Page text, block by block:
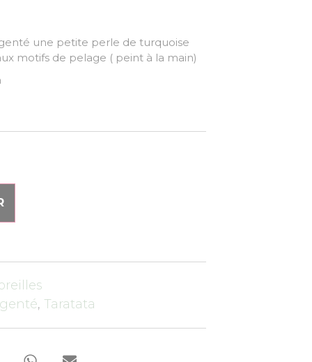
une petite perle de turquoise
motifs de pelage ( peint à la main)
, Taratata